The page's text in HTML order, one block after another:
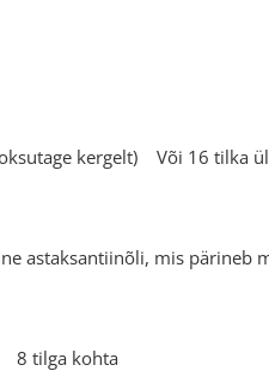
kergelt) Või 16 tilka
astaksantiinõli, mis pärineb
8 tilga